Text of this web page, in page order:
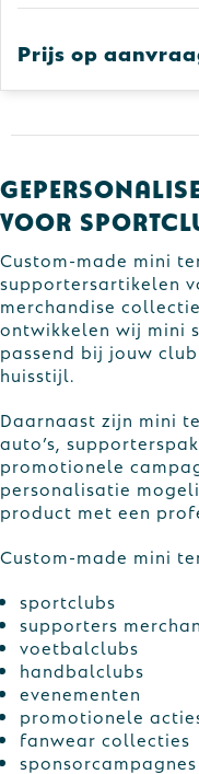
Schoenen
Sinterklaas
Spellen voor
Veiligheid, Auto
Vrije tijd en
Custom-made
Prijs op
voor
Custom-made mini
supportersartikelen
merchandise
ontwikkelen wij mini
passend bij jouw
huisstijl.
Daarnaast zijn mini
auto’s,
promotionele
personalisatie
product met een
Custom-made mini
sportclubs
supporters
voetbalclubs
handbalclubs
evenementen
promotionele
fanwear collecties
sponsorcampagnes